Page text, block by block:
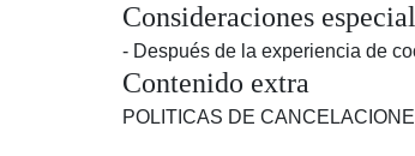
Consideraciones
- Después de la experiencia de
Contenido extra
POLITICAS DE